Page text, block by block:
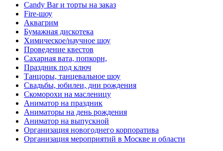
Candy Bar и торты на заказ
Fire-шоу
Аквагрим
Бумажная дискотека
Химическое/научное шоу
Проведение квестов
Сахарная вата, попкорн,
Праздник под ключ
Танцоры, танцевальное шоу
Свадьбы, юбилеи, дни рождения
Скоморохи на масленицу
Аниматор на праздник
Аниматоры на день рождения
Аниматор на выпускной
Организация новогоднего корпоратива
Организация мероприятий в Москве и области